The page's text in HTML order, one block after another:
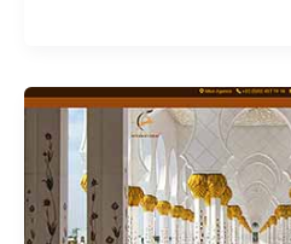
Bon
référencement